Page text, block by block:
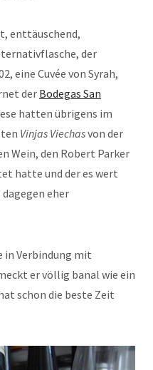
enttäuschend,
der
eine Cuvée von Syrah,
der Bodegas San
hatten übrigens im
Vinjas Viechasvon der
Wein, den Robert Parker
hatte und der es wert
eher
in Verbindung mit
er völlig banal wie ein
schon die beste Zeit